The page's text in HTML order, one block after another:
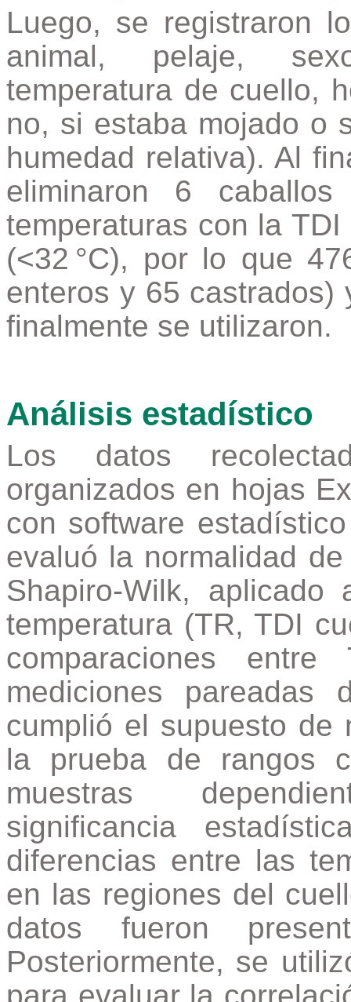
Luego, se registraron
animal, pelaje,
temperatura de cuello,
no, si estaba mojado o
humedad relativa). Al
eliminaron 6
temperaturas con la
(<32 °C), por lo que
enteros y 65 castrados)
finalmente se utilizaron.
Análisis estadístico
Los datos
organizados en hojas
con software
evaluó la normalidad
Shapiro-Wilk,
temperatura (TR, TDI
comparaciones
mediciones
cumplió el supuesto de
la prueba de rangos
muestras
significancia
diferencias entre las
en las regiones del
datos fueron
Posteriormente, se
para evaluar la